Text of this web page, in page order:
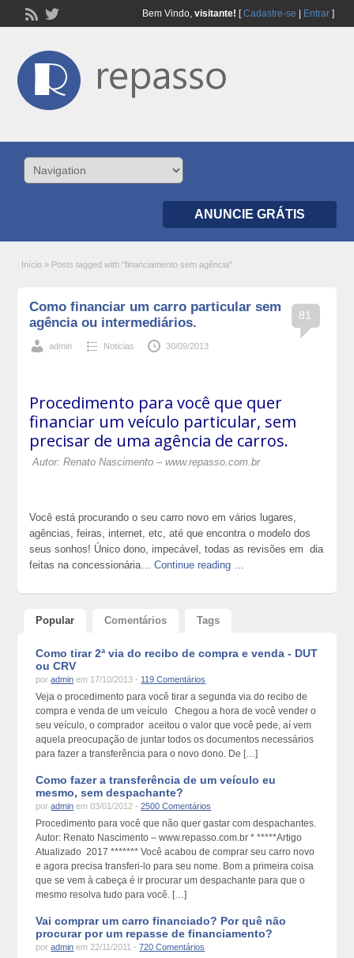
Bem Vindo, visitante! [Cadastre-se Entrar]
ANUNCIE GRÁTIS
Início » Posts tagged with "financiamento sem agência"
81
Como financiar um carro particular sem
agência ou intermediários.
admin Noticias 30/09/2013
Procedimento para você que quer
financiar um veículo particular, sem
precisar de uma agência de carros.
Autor: Renato Nascimento –www.repasso.com.br
Você está procurando o seu carro novo em vários lugares,
agências, feiras, internet, etc, até que encontra o modelo dos
seus sonhos! Único dono, impecável, todas as revisões em dia
feitas na concessionária…Continue reading …
Popular Comentários Tags
Como tirar 2ª via do recibo de compra e venda - DUT
ou CRV
poradmin em 17/10/2013 - 119 Comentários
Veja o procedimento para você tirar a segunda via do recibo de
compra e venda de um veículo Chegou a hora de você vender o
seu veículo, o comprador aceitou o valor que você pede, aí vem
aquela preocupação de juntar todos os documentos necessários
para fazer a transferência para o novo dono. De […]
Como fazer a transferência de um veículo eu
mesmo, sem despachante?
poradmin em 03/01/2012 -2500 Comentários
Procedimento para você que não quer gastar com despachantes.
Autor: Renato Nascimento – www.repasso.com.br * *****Artigo
Atualizado 2017 ******* Você acabou de comprar seu carro novo
e agora precisa transferi-lo para seu nome. Bom a primeira coisa
que se vem à cabeça é ir procurar um despachante para que o
mesmo resolva tudo para você. […]
Vai comprar um carro financiado? Por quê não
procurar por um repasse de financiamento?
poradmin em 22/11/2011 -720 Comentários